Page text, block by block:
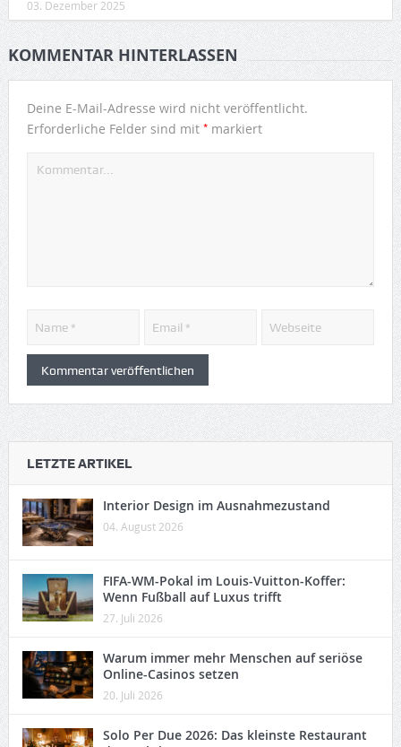
03. Dezember 2025
KOMMENTAR HINTERLASSEN
Deine E-Mail-Adresse wird nicht veröffentlicht.
Erforderliche Felder sind mit *markiert
LETZTE ARTIKEL
Interior Design im Ausnahmezustand
04. August 2026
FIFA-WM-Pokal im Louis-Vuitton-Koffer:
Wenn Fußball auf Luxus trifft
27. Juli 2026
Warum immer mehr Menschen auf seriöse
Online-Casinos setzen
20. Juli 2026
Solo Per Due 2026: Das kleinste Restaurant